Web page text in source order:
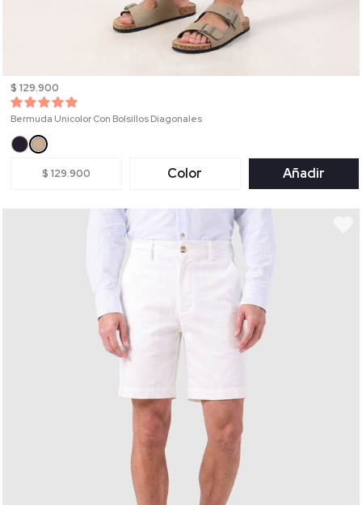
$ 129.900
Bermuda Unicolor Con Bolsillos Diagonales
$ 129.900 Color Añadir